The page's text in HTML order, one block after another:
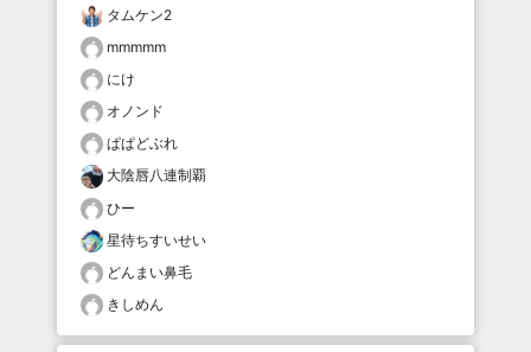
タムケン2
mmmmm
にけ
オノンド
ぱぱどぶれ
大陰唇八連制覇
ひー
星待ちすいせい
どんまい鼻毛
きしめん